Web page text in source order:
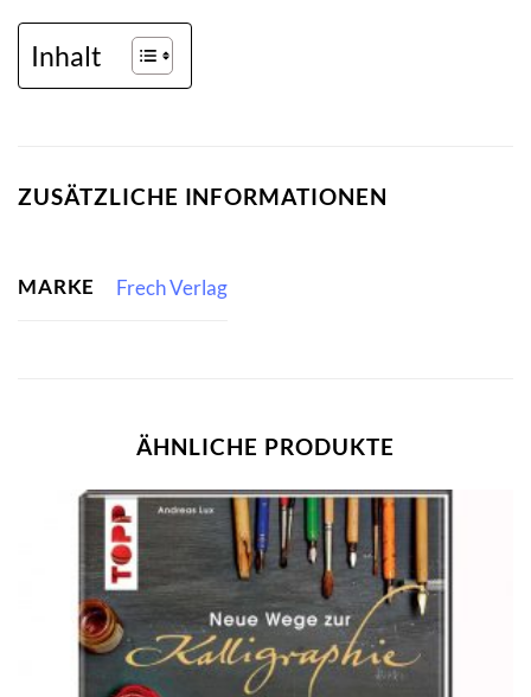
Inhalt
ZUSÄTZLICHE INFORMATIONEN
MARKE Frech Verlag
ÄHNLICHE PRODUKTE